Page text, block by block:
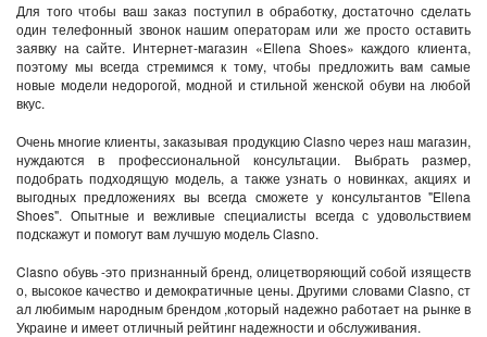
Для того чтобы ваш заказ поступил в обработку, достаточно сделать
один телефонный звонок нашим операторам или же просто оставить
заявку на сайте. Интернет-магазин «Ellena Shoes» каждого клиента,
поэтому мы всегда стремимся к тому, чтобы предложить вам самые
новые модели недорогой, модной и стильной женской обуви на любой
вкус.
Очень многие клиенты, заказывая продукцию Clasno через наш магазин,
нуждаются в профессиональной консультации. Выбрать размер,
подобрать подходящую модель, а также узнать о новинках, акциях и
выгодных предложениях вы всегда сможете у консультантов "Ellena
Shoes". Опытные и вежливые специалисты всегда с удовольствием
подскажут и помогут вам лучшую модель Clasno.
Clasno обувь -это признанный бренд, олицетворяющий собой изяществ
о, высокое качество и демократичные цены. Другими словами Clasno, ст
ал любимым народным брендом ,который надежно работает на рынке в
Украине и имеет отличный рейтинг надежности и обслуживания.